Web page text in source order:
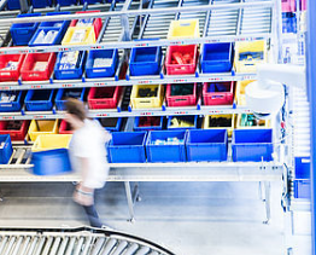
Webmail Moodle
English